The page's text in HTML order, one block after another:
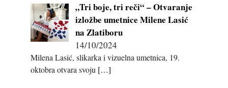
„Tri boje, tri reči“ – Otvaranje
izložbe umetnice Milene Lasić
na Zlatiboru
14/10/2024
Milena Lasić, slikarka i vizuelna umetnica, 19.
oktobra otvara svoju […]